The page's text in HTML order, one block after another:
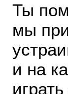
Ты
мы
и на